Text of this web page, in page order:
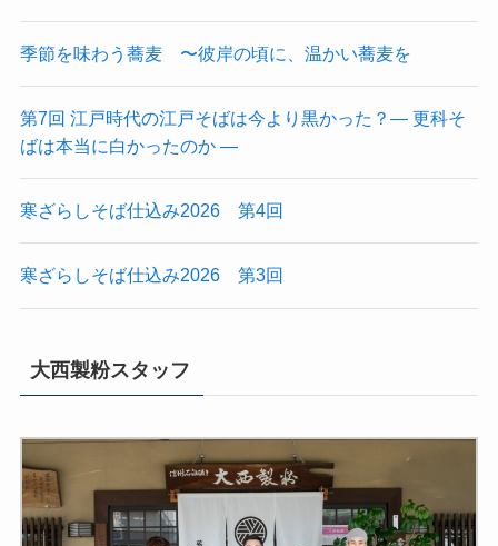
季節を味わう蕎麦 〜彼岸の頃に、温かい蕎麦を
第7回 江戸時代の江戸そばは今より黒かった？― 更科そ
ばは本当に白かったのか ―
寒ざらしそば仕込み2026 第4回
寒ざらしそば仕込み2026 第3回
大西製粉スタッフ